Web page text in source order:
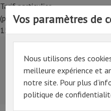
Tarif particulier,
(professionnel, connectez-vous
15%)
Tarif
(professionnel,
remise
07 69 94 13 47
Vos paramètres de
Nous utilisons des
meilleure expérience et
notre site. Pour plus
politique de